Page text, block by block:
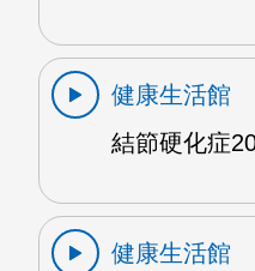
健康生活館
結節硬化症
健康生活館